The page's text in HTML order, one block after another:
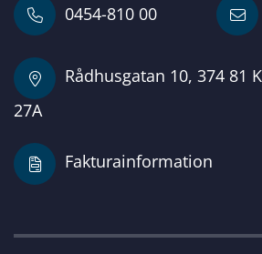
0454-810 00
Rådhusgatan 10, 374 81
27A
Fakturainformation